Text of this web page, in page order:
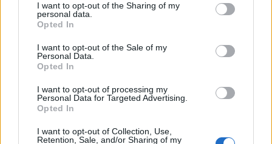
I want to opt-out of the Sharing of my
personal data.
Opted In
I want to opt-out of the Sale of my
Personal Data.
Opted In
I want to opt-out of processing my
Personal Data for Targeted Advertising.
Opted In
I want to opt-out of Collection, Use,
Retention, Sale, and/or Sharing of my
Ню Йорк стана 14-ият щат на САЩ, в
който е разрешена евтаназията
06.08.2026 / 16:00